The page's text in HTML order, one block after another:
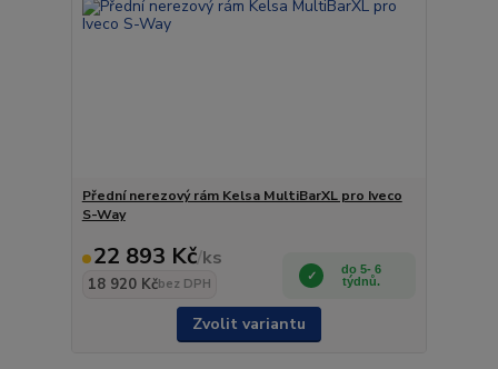
Přední nerezový rám Kelsa MultiBarXL pro Iveco
S-Way
22 893 Kč/ks
18 920 Kčbez DPH
do 5- 6
týdnů.
Zvolit variantu